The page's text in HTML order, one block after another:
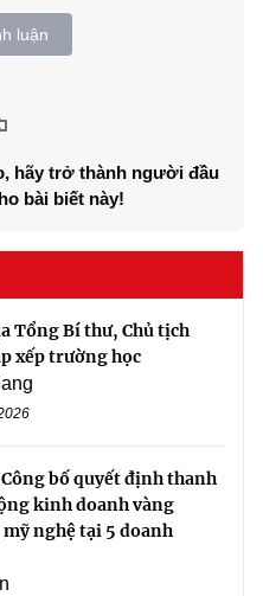
luận
hãy trở thành người đầu
bài biết này!
Tổng Bí thư, Chủ tịch
xếp trường học
bố quyết định thanh
kinh doanh vàng
nghệ tại 5 doanh